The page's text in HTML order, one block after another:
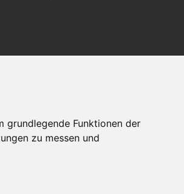
grundlegende Funktionen der
zu messen und
Mediadaten